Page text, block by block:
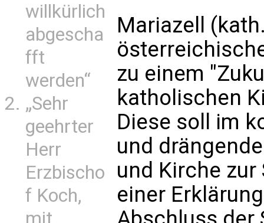
willkürlich
abgescha
fft
werden“
„Sehr
geehrter
Herr
Erzbischo
f Koch,
mit
Mariazell
zu einem
katholischen
Diese soll im
und
und Kirche zur
einer